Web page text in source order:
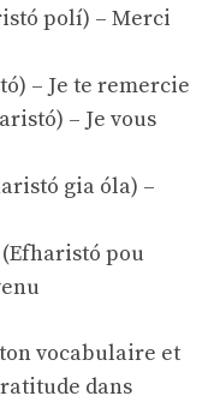
polí) – Merci
– Je te remercie
– Je vous
gia óla) –
(Efharistó pou
vocabulaire et
dans